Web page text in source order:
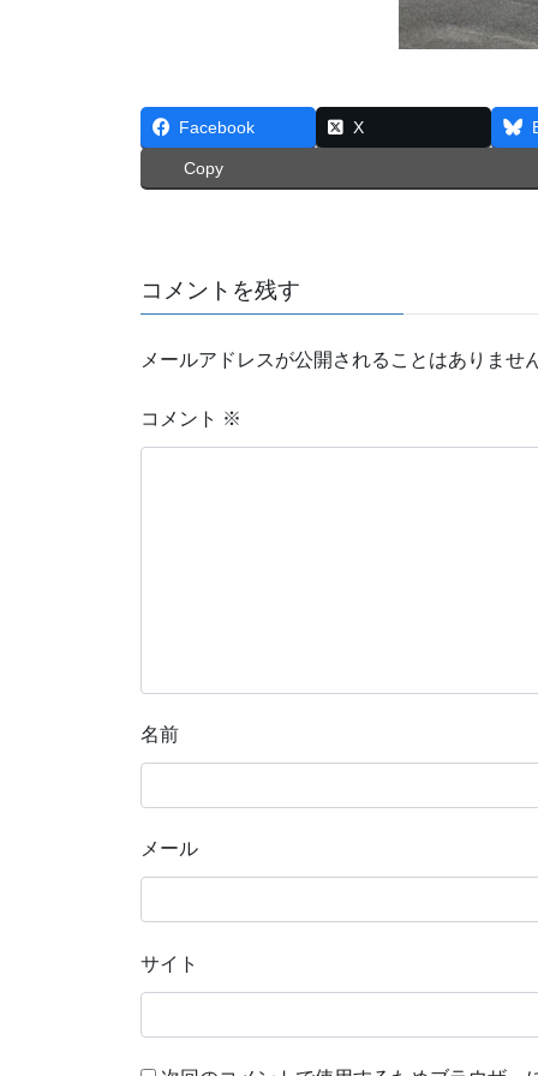
Facebook X
Copy
コメントを残す
メールアドレスが公開されることはありませ
コメント ※
名前
メール
サイト